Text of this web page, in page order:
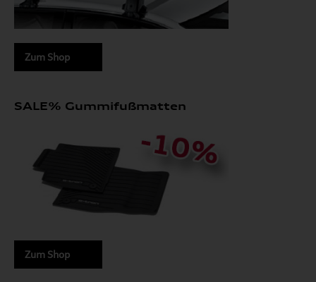
Zum Shop
SALE% Gummifußmatten
Zum Shop